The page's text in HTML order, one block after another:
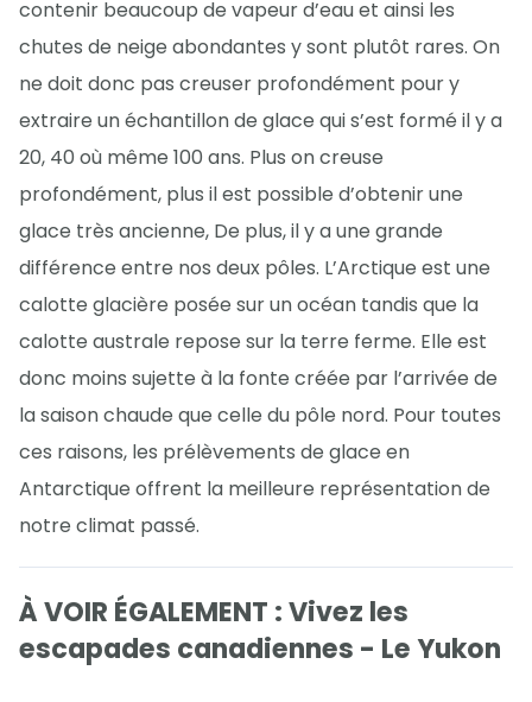
contenir beaucoup de vapeur d’eau et ainsi les
chutes de neige abondantes y sont plutôt rares. On
ne doit donc pas creuser profondément pour y
extraire un échantillon de glace qui s’est formé il y a
20, 40 où même 100 ans. Plus on creuse
profondément, plus il est possible d’obtenir une
glace très ancienne, De plus, il y a une grande
différence entre nos deux pôles. L’Arctique est une
calotte glacière posée sur un océan tandis que la
calotte australe repose sur la terre ferme. Elle est
donc moins sujette à la fonte créée par l’arrivée de
la saison chaude que celle du pôle nord. Pour toutes
ces raisons, les prélèvements de glace en
Antarctique offrent la meilleure représentation de
notre climat passé.
À VOIR ÉGALEMENT : Vivez les
escapades canadiennes - Le Yukon